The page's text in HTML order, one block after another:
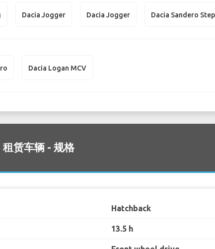
Dacia Jogger Dacia Jogger Dacia Sandero
Dacia Logan MCV
赁车辆 - 规格
Hatchback
13.5 h